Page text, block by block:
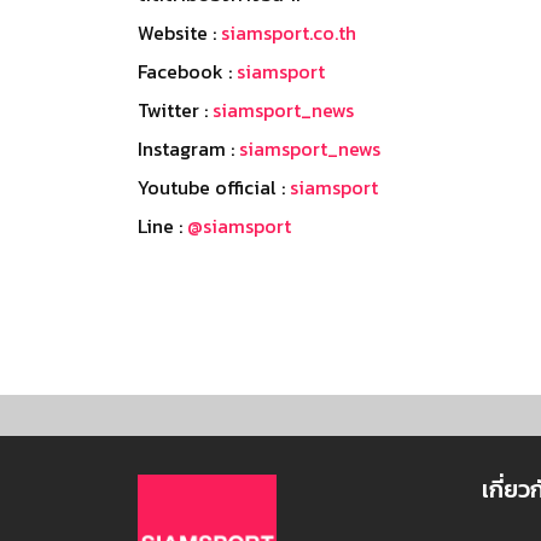
Website : siamsport.co.th
Facebook : siamsport
Twitter : siamsport_news
Instagram : siamsport_news
Youtube official : siamsport
Line : @siamsport
เกี่ยว